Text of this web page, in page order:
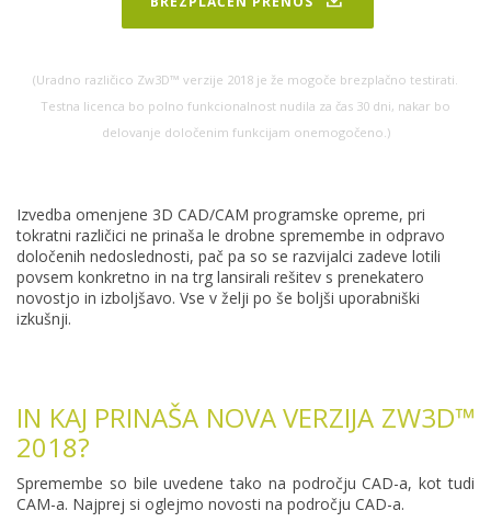
(Uradno različico Zw3D™ verzije 2018 je že mogoče brezplačno testirati.
Testna licenca bo polno funkcionalnost nudila za čas 30 dni, nakar bo
delovanje določenim funkcijam onemogočeno.)
Izvedba omenjene 3D CAD/CAM programske opreme, pri
tokratni različici ne prinaša le drobne spremembe in odpravo
določenih nedoslednosti, pač pa so se razvijalci zadeve lotili
povsem konkretno in na trg lansirali rešitev s prenekatero
novostjo in izboljšavo. Vse v želji po še boljši uporabniški
izkušnji.
IN KAJ PRINAŠA NOVA VERZIJA ZW3D™
2018?
Spremembe so bile uvedene tako na področju CAD-a, kot tudi
CAM-a. Najprej si oglejmo novosti na področju CAD-a.